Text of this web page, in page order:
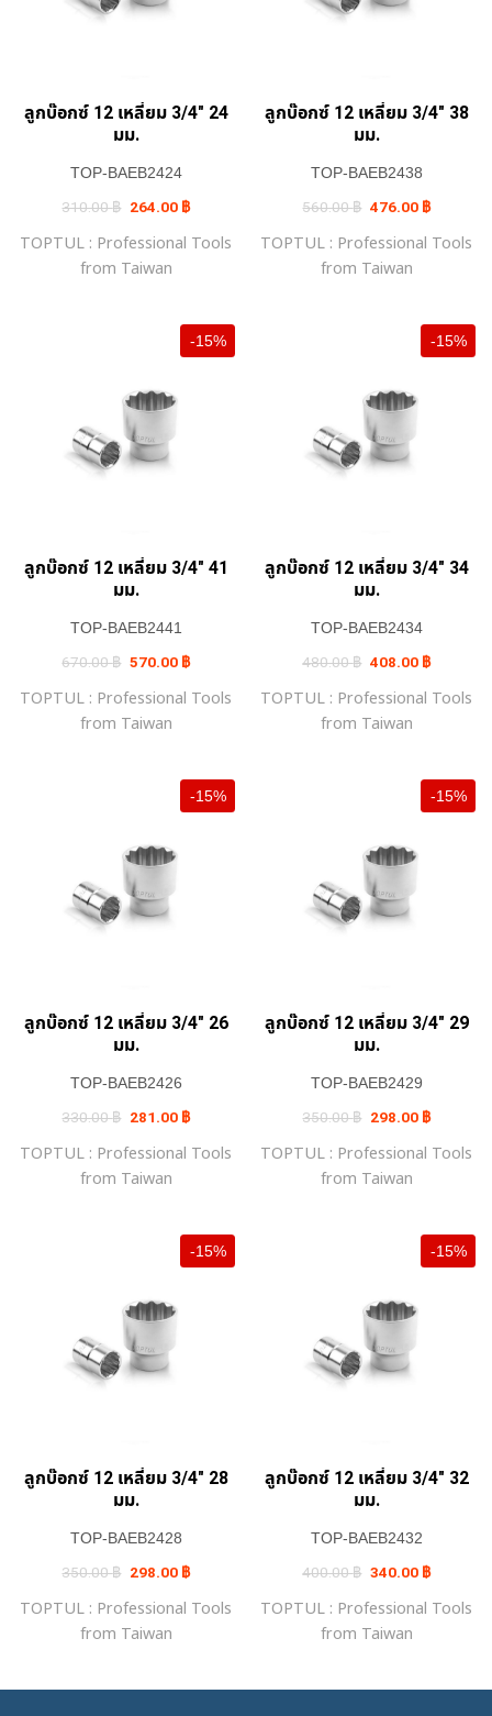
ลูกบ๊อกซ์ 12 เหลี่ยม 3/4″ 24
มม.
TOP-BAEB2424
310.00฿ Original
price
310.00 ฿.
264.00 ฿Current
price
264.00 ฿.
TOPTUL : Professional Tools
from Taiwan
ลูกบ๊อกซ์ 12 เหลี่ยม 3/4″ 38
มม.
TOP-BAEB2438
560.00฿ Original
price
560.00 ฿.
476.00 ฿Current
price
476.00 ฿.
TOPTUL : Professional Tools
from Taiwan
-15%
ลูกบ๊อกซ์ 12 เหลี่ยม 3/4″ 41
มม.
TOP-BAEB2441
670.00฿ Original
price
670.00 ฿.
570.00 ฿Current
price
570.00 ฿.
TOPTUL : Professional Tools
from Taiwan
-15%
ลูกบ๊อกซ์ 12 เหลี่ยม 3/4″ 34
มม.
TOP-BAEB2434
480.00฿
Original
price
480.00 ฿.
408.00 ฿Current
price
408.00 ฿.
TOPTUL : Professional Tools
from Taiwan
-15%
ลูกบ๊อกซ์ 12 เหลี่ยม 3/4″ 26
มม.
TOP-BAEB2426
330.00฿ Original
price
330.00 ฿.
281.00 ฿Current
price
281.00 ฿.
TOPTUL : Professional Tools
from Taiwan
-15%
ลูกบ๊อกซ์ 12 เหลี่ยม 3/4″ 29
มม.
TOP-BAEB2429
350.00฿ Original
price
350.00 ฿.
298.00 ฿Current
price
298.00 ฿.
TOPTUL : Professional Tools
from Taiwan
-15%
ลูกบ๊อกซ์ 12 เหลี่ยม 3/4″ 28
มม.
TOP-BAEB2428
350.00฿ Original
price
350.00 ฿.
298.00 ฿Current
price
298.00 ฿.
TOPTUL : Professional Tools
from Taiwan
-15%
ลูกบ๊อกซ์ 12 เหลี่ยม 3/4″ 32
มม.
TOP-BAEB2432
400.00฿ Original
price
400.00 ฿.
340.00 ฿Current
price
340.00 ฿.
TOPTUL : Professional Tools
from Taiwan